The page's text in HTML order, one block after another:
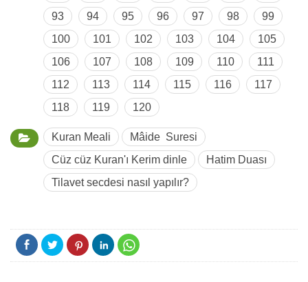
93
94 95 96 97 98
99
100
101 102 103 104
105
106
107 108 109 110
111
112
113 114 115 116
117
118
119 120
Kuran Meali
Mâide Suresi
Cüz cüz Kuran'ı Kerim dinle
Hatim Duası
Tilavet secdesi nasıl yapılır?